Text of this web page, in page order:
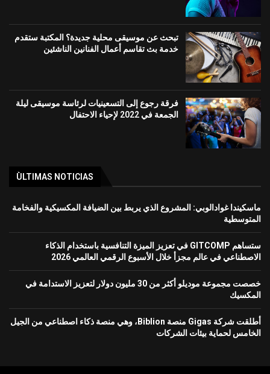
تبحث عن موسيقى محلية جديدة؟ المكتبة ستقدم
خدمة بث تقاسم أعمال الفنانين الناشئين
فرقة رجوع إلى التسعينيات لرئاسة موسيقى ليلة
الجمعة في 2022 لإحياء الاحتفال
ÙLTIMAS NOTICIAS
ماسكيندا غوادالوبي: المشروع الذي يربط بين الضيافة المكسيكية والفخامة
المتوسطية
ستساهم GITCOMP في تعزيز الميزة التنافسية باستخدام الذكاء
الاصطناعي في عالم مجزأ خلال الأسبوع الرقمي العالمي 2026
خصصت مجموعة موديلو أكثر من 30 مليون دولار لتعزيز الاستدامة في
المكسيك
أطلقت شركة Gigas منصة Biblion، وهي منصة ذكاء اصطناعي من الجيل
الخامس لحماية بيئات الشركات